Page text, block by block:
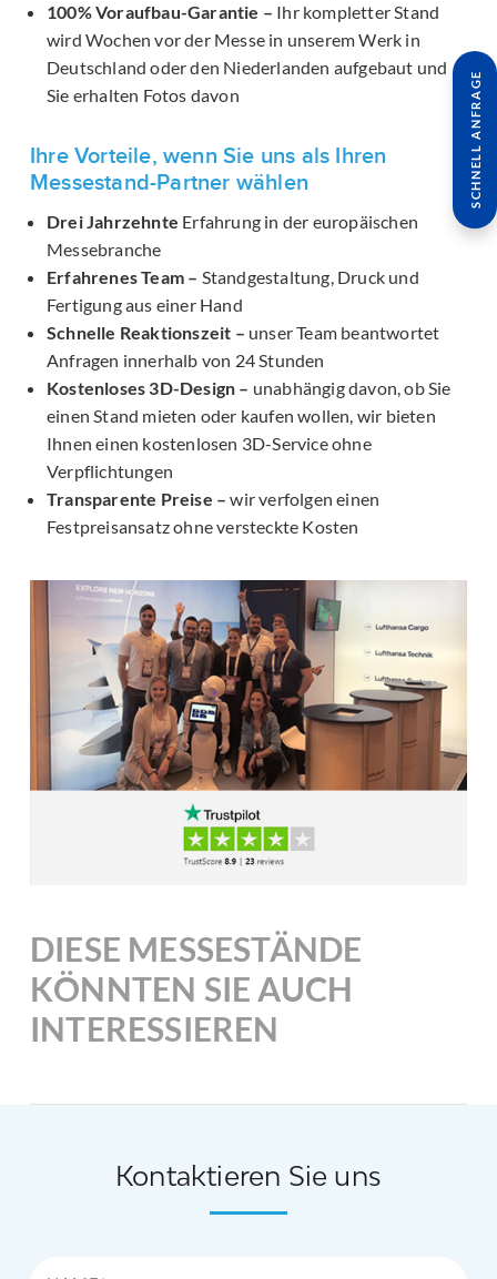
100% Voraufbau-Garantie – Ihr kompletter Stand
wird Wochen vor der Messe in unserem Werk in
Deutschland oder den Niederlanden aufgebaut und
Sie erhalten Fotos davon
Ihre Vorteile, wenn Sie uns als Ihren
Messestand-Partner wählen
Drei Jahrzehnte Erfahrung in der europäischen
Messebranche
Erfahrenes Team – Standgestaltung, Druck und
Fertigung aus einer Hand
Schnelle Reaktionszeit – unser Team beantwortet
Anfragen innerhalb von 24 Stunden
Kostenloses 3D-Design – unabhängig davon, ob Sie
einen Stand mieten oder kaufen wollen, wir bieten
Ihnen einen kostenlosen 3D-Service ohne
Verpflichtungen
Transparente Preise – wir verfolgen einen
Festpreisansatz ohne versteckte Kosten
DIESE MESSESTÄNDE
KÖNNTEN SIE AUCH
INTERESSIEREN
SCHNELL ANFRAGE
Kontaktieren Sie uns